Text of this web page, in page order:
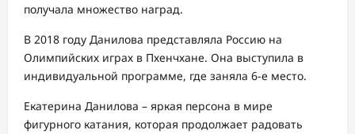
получала множество наград.
В 2018 году Данилова представляла Россию на
Олимпийских играх в Пхенчхане. Она выступила в
индивидуальной программе, где заняла 6-е место.
Екатерина Данилова – яркая персона в мире
фигурного катания, которая продолжает радовать